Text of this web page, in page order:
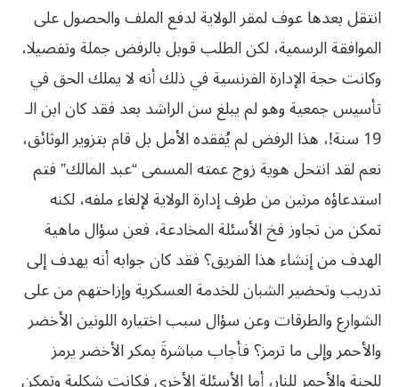
انتقل بعدها عوف لمقر الولاية لدفع الملف والحصول على
الموافقة الرسمية، لكن الطلب قوبل بالرفض جملة وتفصيلا،
وكانت حجة الإدارة الفرنسية في ذلك أنه لا يملك الحق في
تأسيس جمعية وهو لم يبلغ سن الراشد بعد فقد كان ابن الـ
19 سنة!، هذا الرفض لم يُفقده الأمل بل قام بتزوير الوثائق،
نعم لقد انتحل هوية زوج عمته المسمى “عبد المالك” فتم
استدعاؤه مرتين من طرف إدارة الولاية لإلغاء ملفه، لكنه
تمكن من تجاوز فخ الأسئلة المخادعة، فعن سؤال ماهية
الهدف من إنشاء هذا الفريق؟ فقد كان جوابه أنه يهدف إلى
تدريب وتحضير الشبان للخدمة العسكرية وإزاحتهم من على
الشوارع والطرقات وعن سؤال سبب اختياره اللونين الأخضر
والأحمر وإلى ما ترمز؟ فأجاب مباشرةَ بمكر الأخضر يرمز